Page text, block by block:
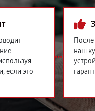
если это
наш